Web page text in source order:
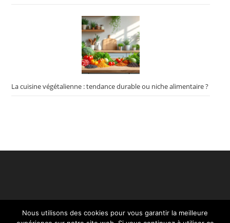
La cuisine végétalienne : tendance durable ou niche alimentaire ?
Nous utilisons des cookies pour vous garantir la meilleure